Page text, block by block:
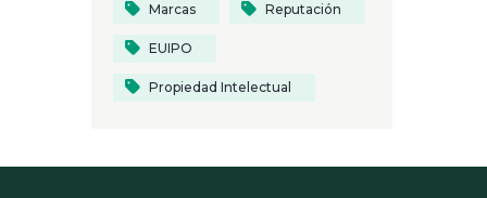
Marcas Reputación
EUIPO
Propiedad Intelectual